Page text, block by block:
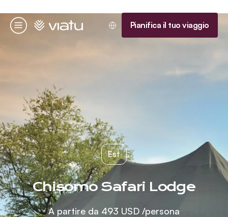
Menu
Homepage Pianifica il tuo viaggio
Est
Chisomo Safari Lodge
A partire da 493 USD /persona